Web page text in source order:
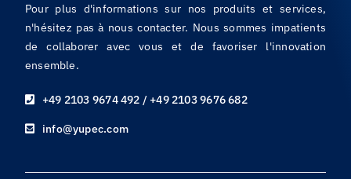
Pour plus d'informations sur nos produits et services,
n'hésitez pas à nous contacter. Nous sommes impatients
de collaborer avec vous et de favoriser l'innovation
ensemble.
+49 2103 9674 492 / +49 2103 9676 682
info@yupec.com